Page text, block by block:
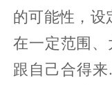
的可能性，设
在一定范围、
跟自己合得